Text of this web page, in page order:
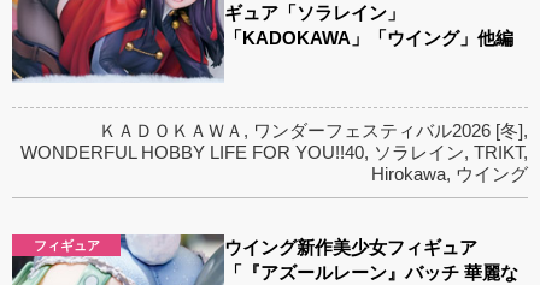
ギュア「ソラレイン」
「KADOKAWA」「ウイング」他編
ＫＡＤＯＫＡＷＡ , ワンダーフェスティバル2026 [冬],
WONDERFUL HOBBY LIFE FOR YOU!!40, ソラレイン, TRIKT,
Hirokawa, ウイング
フィギュア
ウイング新作美少女フィギュア
「『アズールレーン』バッチ 華麗な